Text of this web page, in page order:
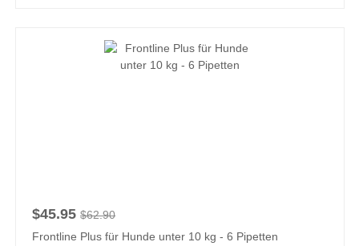
$45.95 $62.90
Frontline Plus für Hunde unter 10 kg - 6 Pipetten